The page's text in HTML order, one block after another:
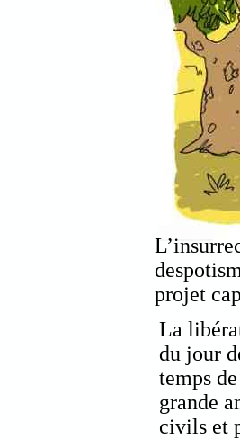
La
du jour
temps
grande
civils et
projet